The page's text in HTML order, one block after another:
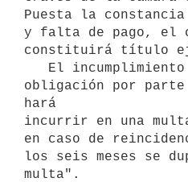
Puesta la
y falta de pago, el
constituirá título
obligación por
hará
incurrir en una
en caso de
los seis meses se
multa".